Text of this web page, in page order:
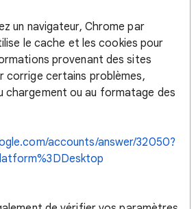
un navigateur, Chrome par
le cache et les cookies pour
provenant des sites
corrige certains problèmes,
chargement ou au formatage des
accounts/answer/32050?